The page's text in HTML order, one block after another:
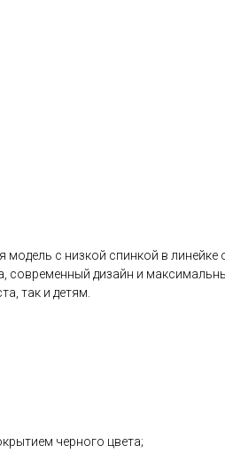
с низкой спинкой в
дизайн и
так и детям.
черного цвета;